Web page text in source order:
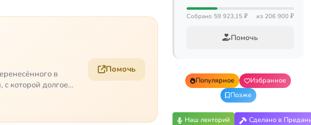
в
которой долгое
Помочь
Собрано 59 923,15 ₽ из 206 900 ₽
Помочь
Популярное
Избранное
Позже
Наш лекторий Сделано в